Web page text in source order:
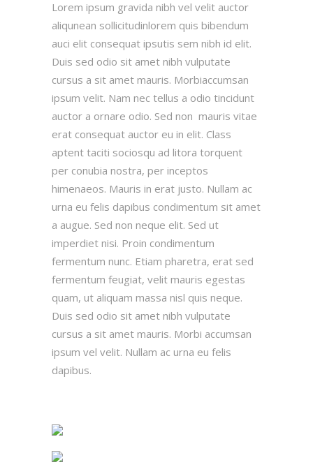
Lorem ipsum gravida nibh vel velit auctor
aliqunean sollicitudinlorem quis bibendum
auci elit consequat ipsutis sem nibh id elit.
Duis sed odio sit amet nibh vulputate
cursus a sit amet mauris. Morbiaccumsan
ipsum velit. Nam nec tellus a odio tincidunt
auctor a ornare odio. Sed non mauris vitae
erat consequat auctor eu in elit. Class
aptent taciti sociosqu ad litora torquent
per conubia nostra, per inceptos
himenaeos. Mauris in erat justo. Nullam ac
urna eu felis dapibus condimentum sit amet
a augue. Sed non neque elit. Sed ut
imperdiet nisi. Proin condimentum
fermentum nunc. Etiam pharetra, erat sed
fermentum feugiat, velit mauris egestas
quam, ut aliquam massa nisl quis neque.
Duis sed odio sit amet nibh vulputate
cursus a sit amet mauris. Morbi accumsan
ipsum vel velit. Nullam ac urna eu felis
dapibus.